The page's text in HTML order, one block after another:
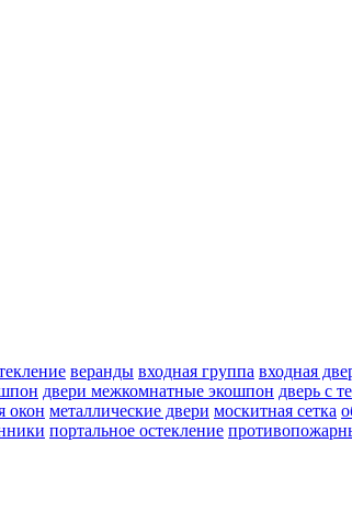
веранды входная группа входная
двери межкомнатные экошпон дверь с
окон металлические двери москитная сетка
портальное остекление